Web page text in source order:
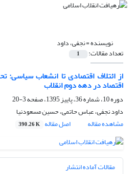
نویسنده =نجفی، داود
تعداد مقالات: 1
از ائتلاف اقتصادی تا انشعاب سیاسی:
اقتصاد در دهه دوم انقلاب
دوره 10، شماره 36، پاییز 1395، صفحه
3-20
داود نجفی، عباس حاتمی، حسین مسعودنیا
مشاهده مقاله
اصل مقاله 390.26 K
مقالات آماده انتشار